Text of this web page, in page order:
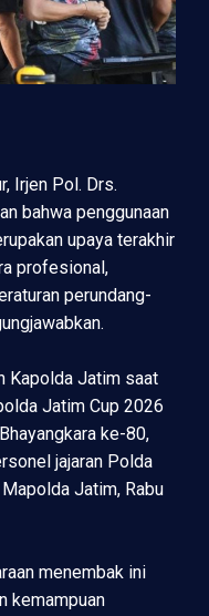
Irjen Pol. Drs.
bahwa penggunaan
upaya terakhir
profesional,
perundang-
Kapolda Jatim saat
Jatim Cup 2026
ke-80,
jajaran Polda
Jatim, Rabu
menembak ini
kemampuan